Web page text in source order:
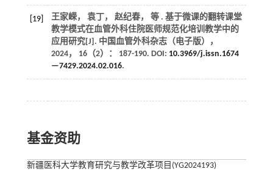
[19] 王家嵘， 袁丁， 赵纪春， 等. 基于微课的翻转课堂
教学模式在血管外科住院医师规范化培训教学中的
应用研究[J]. 中国血管外科杂志（电子版）
，
2024， 16（2）： 187-190. DOI: 10.3969/j.issn.1674
—7429.2024.02.016.
基金资助
新疆医科大学教育研究与教学改革项目(YG2024193)